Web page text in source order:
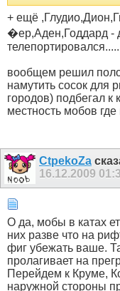
+ ещё
�ер,Аден,Годдард -
вообщем решил
намутить сосок для
городов) подбегал
местность мобов где
CtpekoZa
16.12.2009
О да, мобы в катах
них разве что на
фиг убежать ваше.
пролагивает на
Перейдем к Круме,
наружной стороны